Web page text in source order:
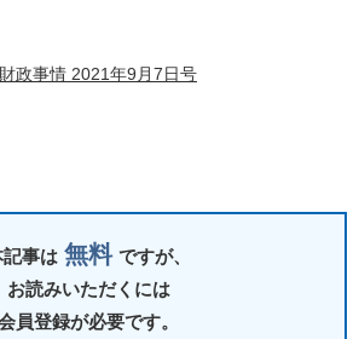
政事情 2021年9月7日号
記事は 無料 ですが、
お読みいただくには
員登録が必要です。